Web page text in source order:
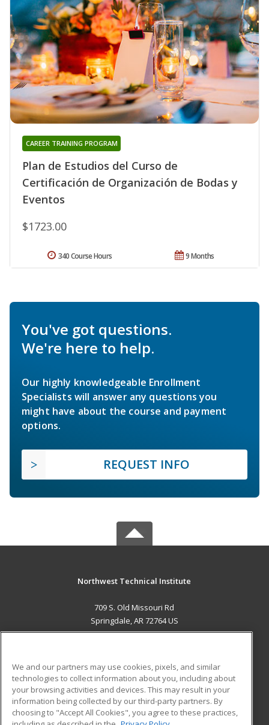
Plan de Estudios del Curso de
Certificación de Organización de Bodas y
Eventos
CAREER TRAINING PROGRAM
$1723.00
9 Months
340 Course Hours
You've got questions.
We're here to help.
Our highly knowledgeable Enrollment
Specialists will answer any questions you
might have about the course and payment
options.
REQUEST INFO
Northwest Technical Institute
709 S. Old Missouri Rd
Springdale, AR 72764 US
ADDITIONAL RESOURCES
Military
Financial Assistance
Student Blog
We and our partners may use cookies, pixels, and similar
technologies to collect information about you, including about
your browsing activities and devices. This may result in your
information being collected by our third-party partners. By
choosing to "Accept All Cookies", you agree to these practices,